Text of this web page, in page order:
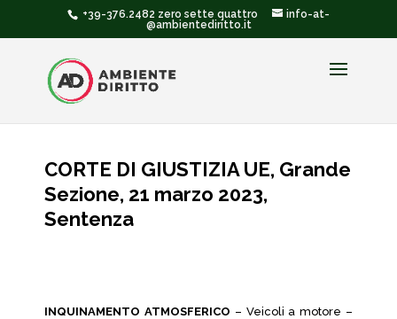
+39-376.2482 zero sette quattro
info-at-
@ambientediritto.it
CORTE DI GIUSTIZIA UE, Grande
Sezione, 21 marzo 2023,
Sentenza
INQUINAMENTO ATMOSFERICO – Veicoli a motore –